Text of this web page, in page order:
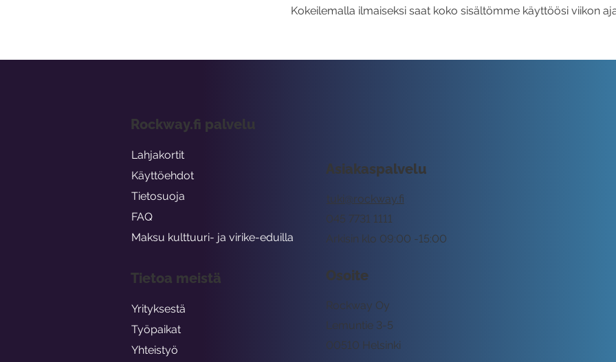
Kokeilemalla ilmaiseksi saat koko sisältömme käyttöösi viikon
Asiakaspalvelu
tuki@rockway.fi
Arkisin klo 09:00 -15:00
045 7731 1111
Osoite
Rockway Oy
Lemuntie 3-5
00510 Helsinki
Rockway.fi palvelu
Lahjakortit
Käyttöehdot
Tietosuoja
FAQ
Maksu kulttuuri- ja virike-eduilla
Tietoa meistä
Yrityksestä
Työpaikat
Yhteistyö